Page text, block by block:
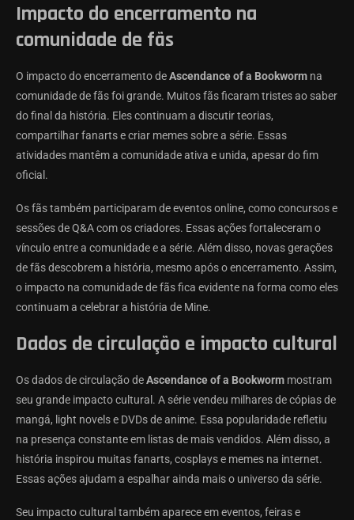
Impacto do encerramento na
comunidade de fãs
O impacto do encerramento deAscendance of a Bookworm na
comunidade de fãs foi grande. Muitos fãs ficaram tristes ao saber
do final da história. Eles continuam a discutir teorias,
compartilhar fanarts e criar memes sobre a série. Essas
atividades mantêm a comunidade ativa e unida, apesar do fim
oficial.
Os fãs também participaram de eventos online, como concursos e
sessões de Q&A com os criadores. Essas ações fortaleceram o
vínculo entre a comunidade e a série. Além disso, novas gerações
de fãs descobrem a história, mesmo após o encerramento. Assim,
o impacto na comunidade de fãs fica evidente na forma como eles
continuam a celebrar a história de Mine.
Dados de circulação e impacto cultural
Os dados de circulação deAscendance of a Bookworm mostram
seu grande impacto cultural. A série vendeu milhares de cópias de
mangá, light novels e DVDs de anime. Essa popularidade refletiu
na presença constante em listas de mais vendidos. Além disso, a
história inspirou muitas fanarts, cosplays e memes na internet.
Essas ações ajudam a espalhar ainda mais o universo da série.
Seu impacto cultural também aparece em eventos, feiras e